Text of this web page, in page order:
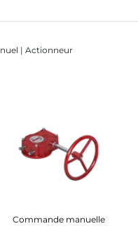
| Actionneur
Commande manuelle